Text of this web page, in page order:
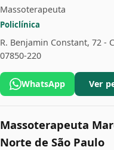
Massoterapeuta
Policlínica
R. Benjamin Constant, 72 -
07850-220
WhatsApp Ver
Massoterapeuta
Norte de São Paulo